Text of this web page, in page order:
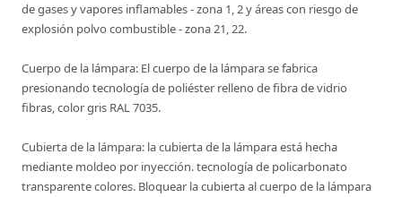
de gases y vapores inflamables - zona 1, 2 y áreas con riesgo de
explosión polvo combustible - zona 21, 22.
Cuerpo de la lámpara: El cuerpo de la lámpara se fabrica
presionando tecnología de poliéster relleno de fibra de vidrio
fibras, color gris RAL 7035.
Cubierta de la lámpara: la cubierta de la lámpara está hecha
mediante moldeo por inyección. tecnología de policarbonato
transparente colores. Bloquear la cubierta al cuerpo de la lámpara